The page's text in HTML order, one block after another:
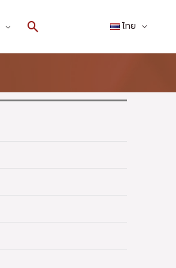
Search ไทย